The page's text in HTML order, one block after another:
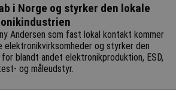
i Norge og styrker den lokale
Andersen som fast lokal kontakt kommer
og styrker den
blandt andet elektronikproduktion, ESD,
og måleudstyr.